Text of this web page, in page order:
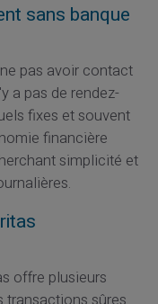
sans banque
pas avoir contact
a pas de rendez-
fixes et souvent
financière
simplicité et
offre plusieurs